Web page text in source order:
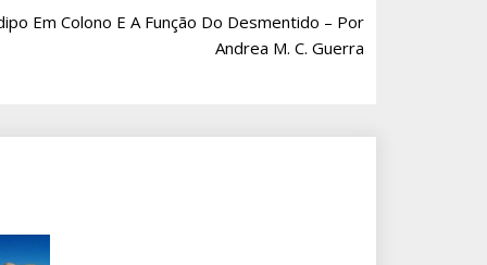
Em Colono E A Função Do Desmentido – Por
Andrea M. C. Guerra